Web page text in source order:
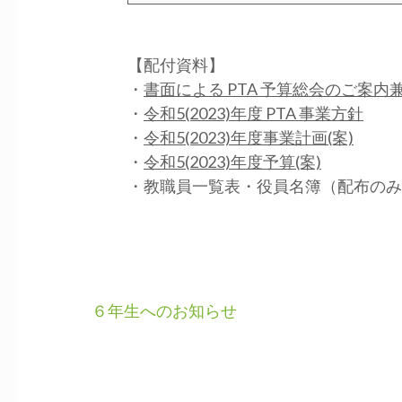
【配付資料】
・ 書面による PTA 予算総会のご案内
・ 令和5(2023)年度 PTA 事業方針
・ 令和5(2023)年度事業計画(案)
・ 令和5(2023)年度予算(案)
・教職員一覧表・役員名簿（配布のみ
投
６年生へのお知らせ